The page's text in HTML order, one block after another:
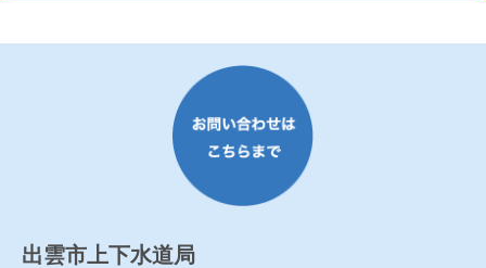
出雲市上下水道局